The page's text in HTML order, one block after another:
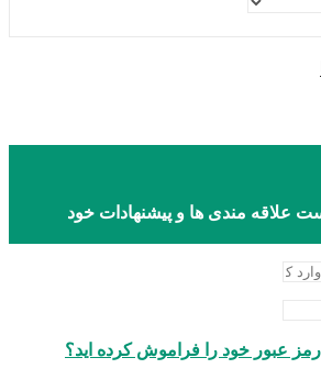
علاقه مندی ها و پیشنهادات خود
رمز عبور خود را فراموش کرده اید؟